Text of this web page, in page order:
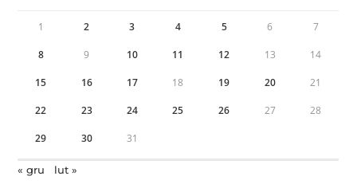
1 2 3 4 5 6 7
8 9 10 11 12 13 14
15 16 17 18 19 20 21
22 23 24 25 26 27 28
29 30 31
« gru lut »